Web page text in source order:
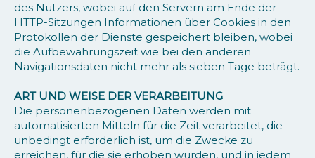
des Nutzers, wobei auf den Servern am Ende der
HTTP-Sitzungen Informationen über Cookies in den
Protokollen der Dienste gespeichert bleiben, wobei
die Aufbewahrungszeit wie bei den anderen
Navigationsdaten nicht mehr als sieben Tage beträgt.
ART UND WEISE DER VERARBEITUNG
Die personenbezogenen Daten werden mit
automatisierten Mitteln für die Zeit verarbeitet, die
unbedingt erforderlich ist, um die Zwecke zu
erreichen, für die sie erhoben wurden, und in jedem